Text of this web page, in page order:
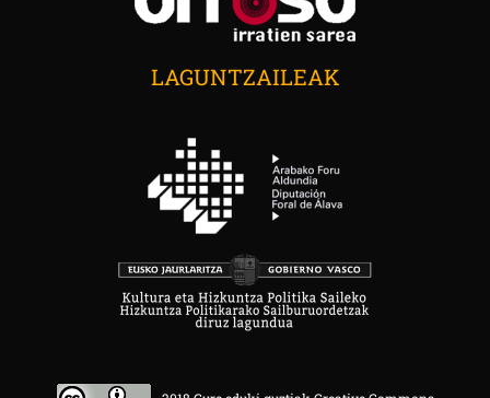
LAGUNTZAILEAK